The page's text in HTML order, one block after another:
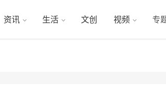
资讯 生活 文创 视频 专